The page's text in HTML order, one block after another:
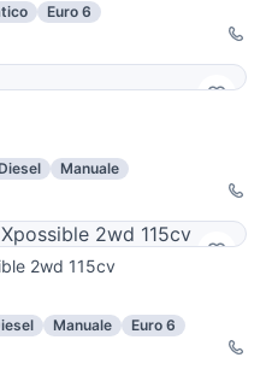
Euro 6
Diesel
Manuale
2wd 115cv
Manuale
Euro 6